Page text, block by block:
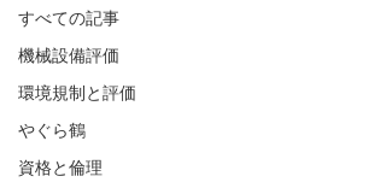
すべての記事
機械設備評価
環境規制と評価
やぐら鶴
資格と倫理